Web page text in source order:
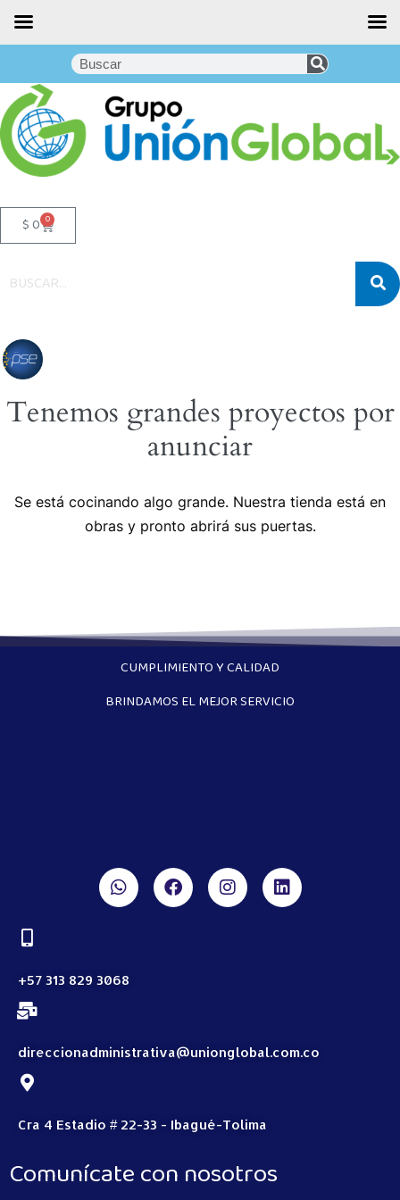
$0 0
Tenemos grandes proyectos por
anunciar
Se está cocinando algo grande. Nuestra tienda está en
obras y pronto abrirá sus puertas.
CUMPLIMIENTO Y CALIDAD
BRINDAMOS EL MEJOR SERVICIO
+57 313 829 3068
direccionadministrativa@unionglobal.com.co
Cra 4 Estadio # 22-33 - Ibagué-Tolima
Comunícate con nosotros